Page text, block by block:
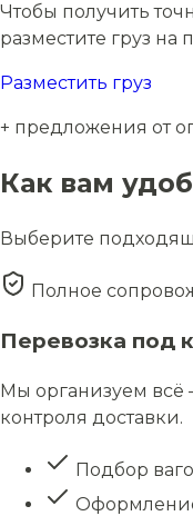
Чтобы получить
разместите груз на
Разместить груз
+ предложения от
Как вам
Выберите
Полное
Перевозка под
Мы организуем всё
контроля доставки.
Подбор